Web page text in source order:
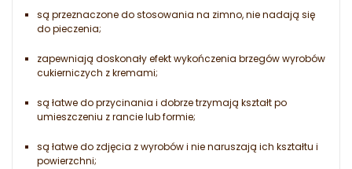
są przeznaczone do stosowania na zimno, nie nadają się
do pieczenia;
zapewniają doskonały efekt wykończenia brzegów wyrobów
cukierniczych z kremami;
są łatwe do przycinania i dobrze trzymają kształt po
umieszczeniu z rancie lub formie;
są łatwe do zdjęcia z wyrobów i nie naruszają ich kształtu i
powierzchni;